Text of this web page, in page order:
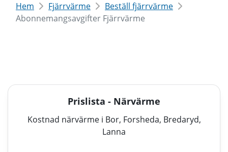
Hem Fjärrvärme
Beställ fjärrvärme
Abonnemangsavgifter Fjärrvärme
Prislista - Närvärme
Kostnad närvärme i Bor, Forsheda, Bredaryd,
Lanna